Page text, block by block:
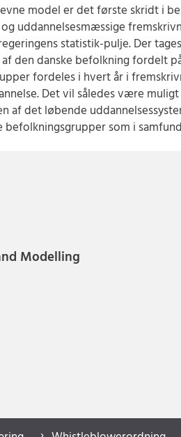
model er det første skridt i
uddannelsesmæssige
statistik-pulje. Der
den danske befolkning fordelt
fordeles i hvert år i
Det vil således være
af det løbende
befolkningsgrupper som i
Modelling